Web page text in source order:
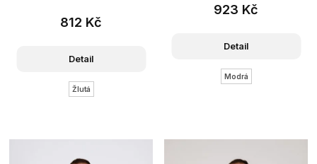
812 Kč
Detail
Žlutá
923 Kč
Detail
Modrá